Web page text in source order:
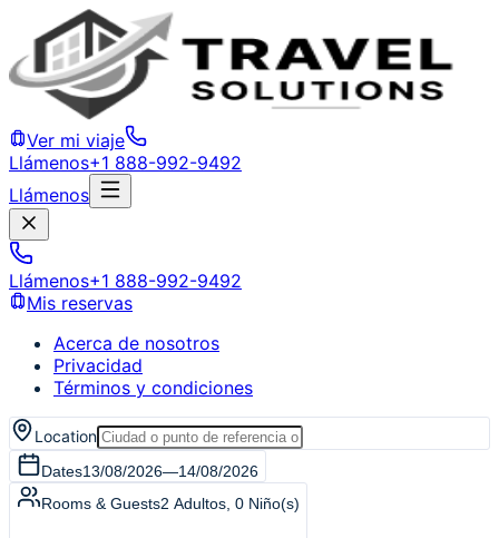
Ver mi viaje
Llámenos+1 888-992-9492
Llámenos
Llámenos+1 888-992-9492
Mis reservas
Acerca de nosotros
Privacidad
Términos y condiciones
Location
Dates13/08/2026—14/08/2026
Rooms & Guests2 Adultos 0 Niño(s)